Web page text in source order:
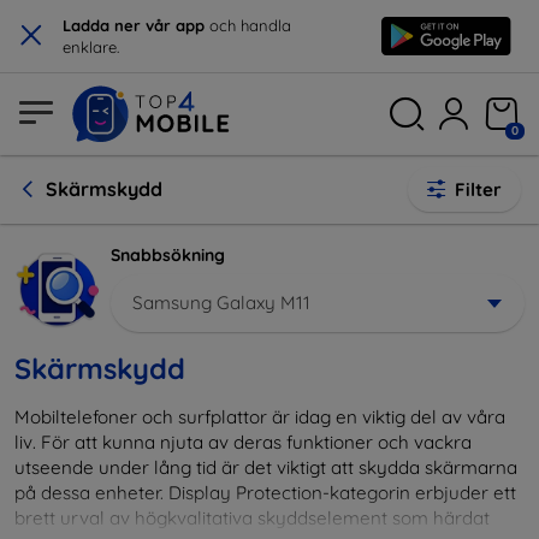
× Ladda ner vår app och handla
enklare.
0
Skärmskydd Filter
Snabbsökning
Samsung Galaxy M11
Skärmskydd
Mobiltelefoner och surfplattor är idag en viktig del av våra
liv. För att kunna njuta av deras funktioner och vackra
utseende under lång tid är det viktigt att skydda skärmarna
på dessa enheter. Display Protection-kategorin erbjuder ett
brett urval av högkvalitativa skyddselement som härdat